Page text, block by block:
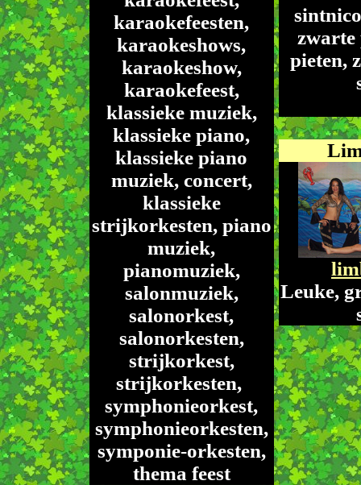
karaokefeesten,
karaokeshows,
karaokeshow,
karaokefeest,
klassieke muziek,
klassieke piano,
klassieke piano
muziek, concert,
klassieke
strijkorkesten, piano
muziek,
pianomuziek,
salonmuziek,
salonorkest,
salonorkesten,
strijkorkest,
strijkorkesten,
symphonieorkest,
symphonieorkesten,
symponie-orkesten,
thema feest
zwarte
pieten,
Leuke,